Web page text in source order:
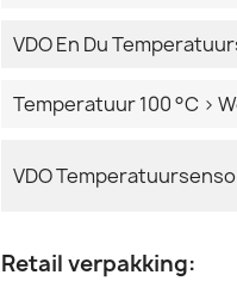
VDO En Du
Temperatuur 100 °C >
VDO
Retail verpakking: